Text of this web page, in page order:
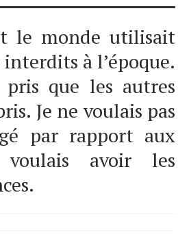
le monde utilisait
à l’époque.
pris que les autres
Je ne voulais pas
par rapport aux
avoir les